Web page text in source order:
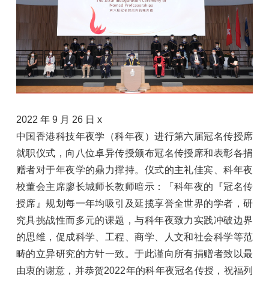
2022 年 9 月 26 日 x
中国香港科技年夜学（科年夜）进行第六届冠名传授席
就职仪式，向八位卓异传授颁布冠名传授席和表彰各捐
赠者对于年夜学的鼎力撑持。仪式的主礼佳宾、科年夜
校董会主席廖长城师长教师暗示：「科年夜的『冠名传
授席』规划每一年均吸引及延揽享誉全世界的学者，研
究具挑战性而多元的课题，与科年夜致力实践冲破边界
的思维，促成科学、工程、商学、人文和社会科学等范
畴的立异研究的方针一致。于此谨向所有捐赠者致以最
由衷的谢意，并恭贺2022年的科年夜冠名传授，祝福列